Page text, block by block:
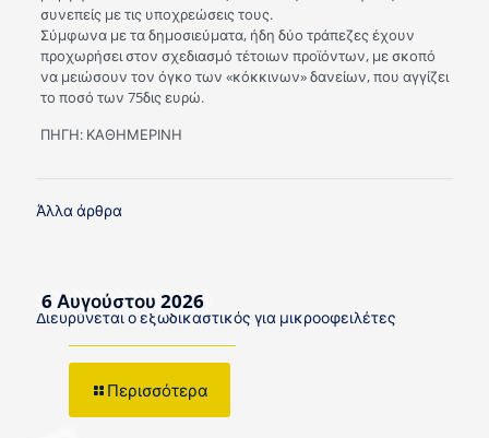
συνεπείς με τις υποχρεώσεις τους.
Σύμφωνα με τα δημοσιεύματα, ήδη δύο τράπεζες έχουν
προχωρήσει στον σχεδιασμό τέτοιων προϊόντων, με σκοπό
να μειώσουν τον όγκο των «κόκκινων» δανείων, που αγγίζει
το ποσό των 75δις ευρώ.
ΠΗΓΗ: ΚΑΘΗΜΕΡΙΝΗ
Άλλα άρθρα
6 Αυγούστου 2026
Διευρύνεται ο εξωδικαστικός για μικροοφειλέτες
Περισσότερα